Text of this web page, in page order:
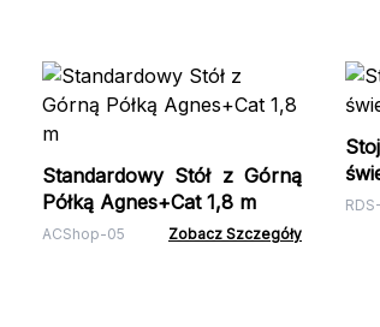
Standardowy Stół z Górną
Półką Agnes+Cat 1,8 m
ACShop-05 Zobacz Szczegóły